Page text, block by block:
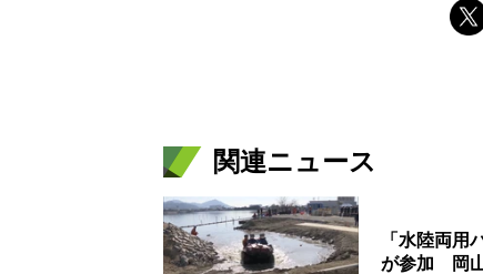
関連ニュース
「水陸両
が参加 岡